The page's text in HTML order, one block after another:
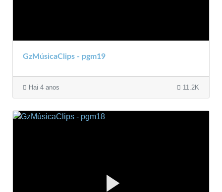
GzMúsicaClips - pgm19
Hai 4 anos 11.2K